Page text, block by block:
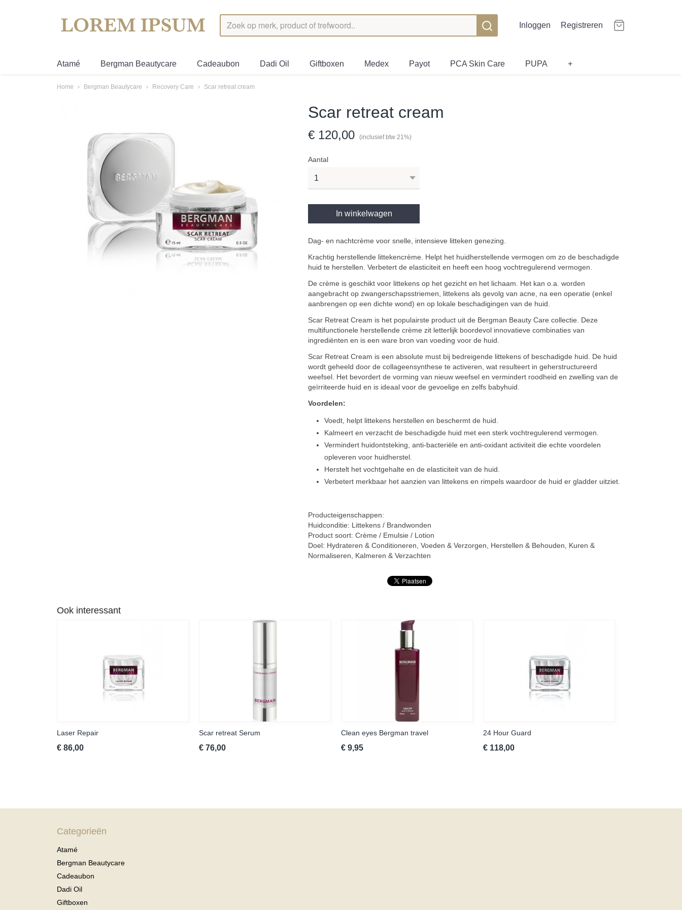
Inloggen Registreren
Atamé Bergman Beautycare Cadeaubon Dadi Oil Giftboxen Medex Payot PCA Skin Care PUPA +
Home › Bergman Beautycare › Recovery Care › Scar retreat cream
Scar retreat cream
€ 120,00 (inclusief btw 21%)
Aantal
In winkelwagen
Dag- en nachtcrème voor snelle, intensieve litteken genezing.
Krachtig herstellende littekencrème. Helpt het huidherstellende vermogen om zo de beschadigde
huid te herstellen. Verbetert de elasticiteit en heeft een hoog vochtregulerend vermogen.
De crème is geschikt voor littekens op het gezicht en het lichaam. Het kan o.a. worden
aangebracht op zwangerschapsstriemen, littekens als gevolg van acne, na een operatie (enkel
aanbrengen op een dichte wond) en op lokale beschadigingen van de huid.
Scar Retreat Cream is het populairste product uit de Bergman Beauty Care collectie. Deze
multifunctionele herstellende crème zit letterlijk boordevol innovatieve combinaties van
ingrediënten en is een ware bron van voeding voor de huid.
Scar Retreat Cream is een absolute must bij bedreigende littekens of beschadigde huid. De huid
wordt geheeld door de collageensynthese te activeren, wat resulteert in geherstructureerd
weefsel. Het bevordert de vorming van nieuw weefsel en vermindert roodheid en zwelling van de
geïrriteerde huid en is ideaal voor de gevoelige en zelfs babyhuid.
Voordelen:
Voedt, helpt littekens herstellen en beschermt de huid.
Kalmeert en verzacht de beschadigde huid met een sterk vochtregulerend vermogen.
Vermindert huidontsteking, anti-bacteriële en anti-oxidant activiteit die echte voordelen
opleveren voor huidherstel.
Herstelt het vochtgehalte en de elasticiteit van de huid.
Verbetert merkbaar het aanzien van littekens en rimpels waardoor de huid er gladder uitziet.
Producteigenschappen:
Huidconditie: Littekens / Brandwonden
Product soort: Crème / Emulsie / Lotion
Doel: Hydrateren & Conditioneren, Voeden & Verzorgen, Herstellen & Behouden, Kuren &
Normaliseren, Kalmeren & Verzachten
Ook interessant
Laser Repair
€ 86,00
Scar retreat Serum
€ 76,00
Clean eyes Bergman travel
€ 9,95
24 Hour Guard
€ 118,00
Categorieën
Atamé
Bergman Beautycare
Cadeaubon
Dadi Oil
Giftboxen